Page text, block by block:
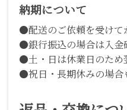
納期について
●配送のご依頼を受けて
●銀行振込の場合は入金
●土・日は休業日のため
●祝日・長期休みの場合